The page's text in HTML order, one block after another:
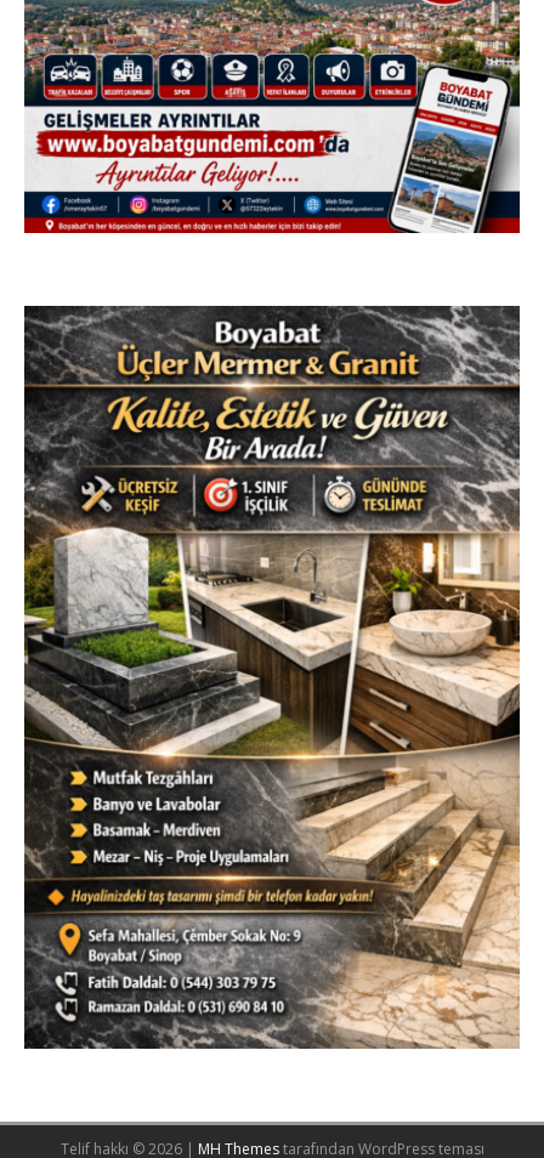
Telif hakkı © 2026 | MH Themestarafından WordPress teması